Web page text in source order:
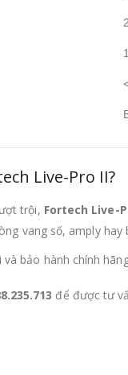
Live-Pro II?
trội, Fortech Live-
vang số, amply
bảo hành chính
để được tư